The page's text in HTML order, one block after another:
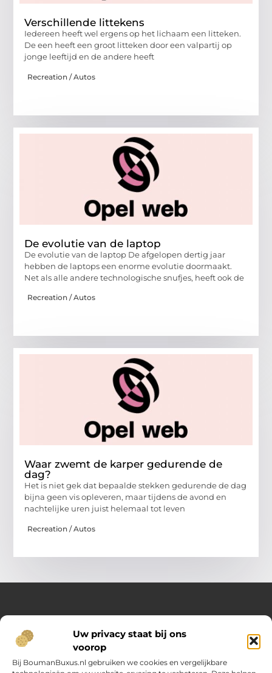
Uw privacy staat bij ons
voorop
Bij BoumanBuxus.nl gebruiken we cookies en vergelijkbare
Verschillende littekens
Iedereen heeft wel ergens op het lichaam een litteken.
De een heeft een groot litteken door een valpartij op
jonge leeftijd en de andere heeft
Recreation / Autos
De evolutie van de laptop
De evolutie van de laptop De afgelopen dertig jaar
hebben de laptops een enorme evolutie doormaakt.
Net als alle andere technologische snufjes, heeft ook de
Recreation / Autos
Waar zwemt de karper gedurende de
dag?
Het is niet gek dat bepaalde stekken gedurende de dag
bijna geen vis opleveren, maar tijdens de avond en
nachtelijke uren juist helemaal tot leven
Recreation / Autos
Over Opelweb
Jouw startpunt voor handige tips en inspirerende artikelen
Op Opelweb.nl vind je een gevarieerd aanbod aan blogs en
content die je helpen meer uit je dag te halen – van nuttige